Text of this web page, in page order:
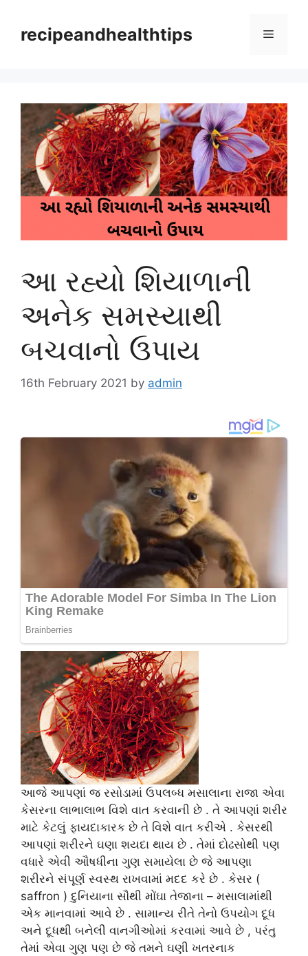
contentrecipeandhealthtips Menu
આ રહ્યો શિયાળાની
અનેક સમસ્યાથી
બચવાનો ઉપાય
16th February 2021 by admin
આજે આપણાં જ રસોડામાં ઉપલબ્ધ મસાલાના રાજા એવા
કેસરના લાભાલાભ વિશે વાત કરવાની છે . તે આપણાં શરીર
માટે કેટલું ફાયદાકારક છે તે વિશે વાત કરીએ . કેસરથી
આપણાં શરીરને ઘણા શયદા થાય છે . તેમાં દોઢસોથી પણ
વધારે એવી ઔષધીના ગુણ સમાયેલા છે જે આપણા
શરીરને સંપૂર્ણ સ્વસ્થ રાખવામાં મદદ કરે છે . કેસર (
saffron ) દુનિયાના સૌથી મોંઘા તેજાના – મસાલામાંથી
એક માનવામાં આવે છે . સામાન્ય રીતે તેનો ઉપયોગ દૂધ
અને દૂધથી બનેલી વાનગીઓમાં કરવામાં આવે છે , પરંતુ
તેમાં એવા ગુણ પણ છે જે તમને ઘણી ખતરનાક